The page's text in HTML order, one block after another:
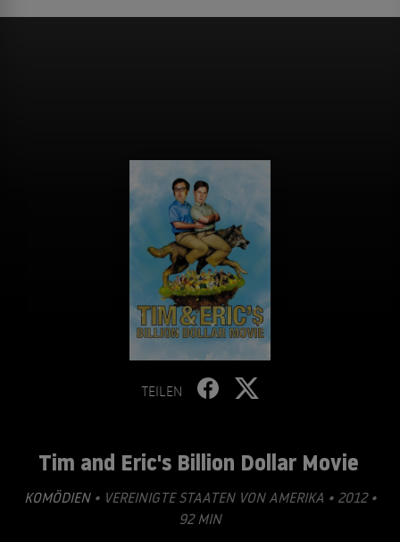
TEILEN
Tim and Eric's Billion Dollar Movie
KOMÖDIEN• VEREINIGTE STAATEN VON AMERIKA • 2012 •
92 MIN